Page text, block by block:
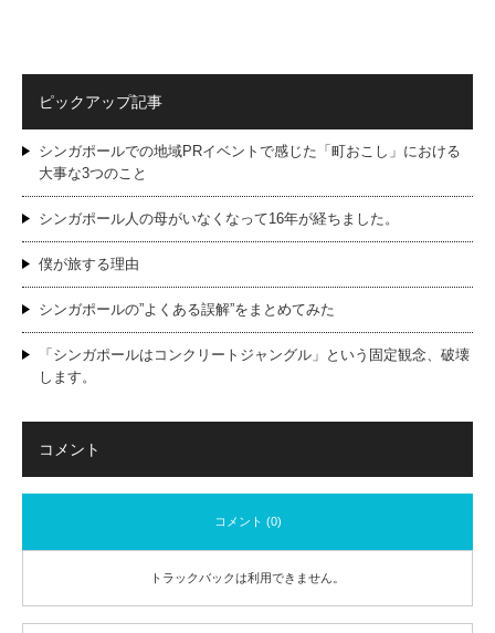
ピックアップ記事
シンガポールでの地域PRイベントで感じた「町おこし」における
大事な3つのこと
シンガポール人の母がいなくなって16年が経ちました。
僕が旅する理由
シンガポールの”よくある誤解”をまとめてみた
「シンガポールはコンクリートジャングル」という固定観念、破壊
します。
コメント
コメント (0)
トラックバックは利用できません。